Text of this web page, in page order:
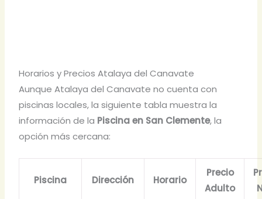
Horarios y Precios Atalaya del Canavate
Aunque Atalaya del Canavate no cuenta con
piscinas locales, la siguiente tabla muestra la
información de la Piscina en San Clemente, la
opción más cercana:
Piscina Dirección Horario
Precio
Adulto